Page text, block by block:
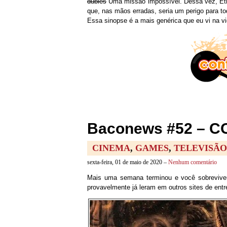
que, nas mãos erradas, seria um perigo para
Essa sinopse é a mais genérica que eu vi na
Baconews #52 –
CINEMA, GAMES, TELEVISÃO
sexta-feira, 01 de maio de 2020 – Nenhum comentário
Mais uma semana terminou e você
provavelmente já leram em outros sites de